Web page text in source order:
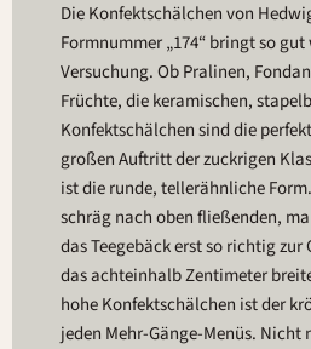
Die Konfektschälchen von
Formnummer „174“ bringt so
Versuchung. Ob Pralinen,
Früchte, die keramischen,
Konfektschälchen sind die
großen Auftritt der zuckrigen
ist die runde, tellerähnliche
schräg nach oben fließenden,
das Teegebäck erst so richtig zur
das achteinhalb Zentimeter
hohe Konfektschälchen ist der
jeden Mehr-Gänge-Menüs. Nicht